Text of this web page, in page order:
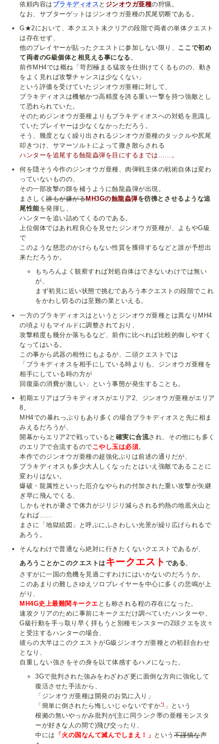
依頼内容は ブラキディオス と ジンオウガ亜種の狩猟。
なお、サブターゲットはジンオウガ亜種の尻尾切断である。
G★2において、本クエスト未クリアの段階で両者の単体クエスト
は存在せず、
他のプレイヤーが貼ったクエストに参加しない限り、 ここで初め
て両者のG級個体と相見える事になる 。
前作MH4では概ね「苛烈極まる猛攻を仕掛けてくるものの、動き
をよく見れば攻撃チャンスは少なくない」
という評価を受けていたジンオウガ亜種に対して、
ブラキディオスは機敏かつ高精度を誇る重い一撃を持つ強敵とし
て恐れられていた。
そのためジンオウガ亜種よりもブラキディオスへの対処を意識し
ていたプレイヤーは少なくなかっただろう。
そう、幾度となく繰り出されるジンオウガ亜種のタックルや尻尾
叩きつけ、サマーソルトによって撒き散らされる
ハンターを追尾する蝕龍蟲弾を目にするまでは……。
何を隠そう今作のジンオウガ亜種、肉弾戦主体の戦術自体は変わ
っていないものの、
その一部攻撃の隙を補うように蝕龍蟲弾が出現。
まさしく誰もが嫌がるMH3Gの蝕龍蟲弾を彷彿とさせるような追
尾性能を発揮し、
ハンターを追い詰めてくるのである。
上位個体ではあれ程良心を見せたジンオウガ亜種が、よもやG級
で
このような慈悲のかけらもない性質を獲得するなどと誰が予想出
来ただろうか。
もちろんよく観察すれば対処自体はできないわけでは無い
が、
まず初見に近い状態で挑むであろう本クエストの段階でこれ
をかわし切るのは至難の業といえる。
一方のブラキディオスはというとジンオウガ亜種とは異なりMH4
の頃よりもマイルドに調整されており、
攻撃精度も幾分か落ちるなど、前作に比べれば比較的御しやすく
なってはいる。
この事から武器の相性にもよるが、二頭クエストでは
「ブラキディオスを相手にしている時よりも、ジンオウガ亜種を
相手にしている時の方が
回復薬の消費が激しい」という事態が発生することも。
初期エリアはブラキディオスがエリア2、ジンオウガ亜種がエリア
8。
MH4での暴れっぷりもあり多くの場合ブラキディオスと先に相ま
みえるだろうが、
開幕からエリア2で戦っていると 確実に合流され、その他にも多く
のエリアで合流するのでこやし玉は必須。
本作でのジンオウガ亜種の超強化ぶりは前述の通りだが、
ブラキディオスも多少大人しくなったとはいえ強敵であることに
変わりはない。
爆破・龍属性といった厄介なやられの付加された重い攻撃が矢継
ぎ早に飛んでくる、
しかもそれが暑さで体力がジリジリ減らされる灼熱の地底火山と
なれば……
まさに「地獄絵図」と呼ぶにふさわしい光景が繰り広げられるで
あろう。
そんなわけで普通なら絶対に行きたくないクエストであるが、
あろうことかこのクエストは キークエスト である 。
さすがに一国の危機を見過ごすわけにはいかないのだろうか。
このあまりの難しさゆえソロプレイヤーを中心に多くの悲鳴が上
がり、
MH4G史上最難関キークエ とも称される程の存在になった。
速攻クリアのために事前にキークエだけ調べていたハンターや、
G級行動を手っ取り早く拝もうと別種モンスターの2頭クエを次々
と受注するハンターの場合、
彼らの大半はこのクエストがG級ジンオウガ亜種との初顔合わせ
となり、
自重しない強さをその身を以て体感するハメになった。
3Gで批判された強みをわざわざ更に面倒な方向に強化して
復活させた手法から、
「ジンオウガ亜種は開発のお気に入り」
「簡単に倒されたら悔しいじゃないですか*1」という
根拠の無いやっかみ批判が(主に同ランク帯の亜種モンスタ
ーが好きな人の間で)飛び交ったり、
中には 「火の国なんて滅んでしまえ！」 という 不謹慎な声